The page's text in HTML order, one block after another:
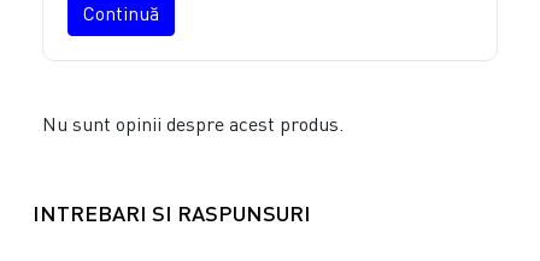
Continuă
Nu sunt opinii despre acest produs.
INTREBARI SI RASPUNSURI